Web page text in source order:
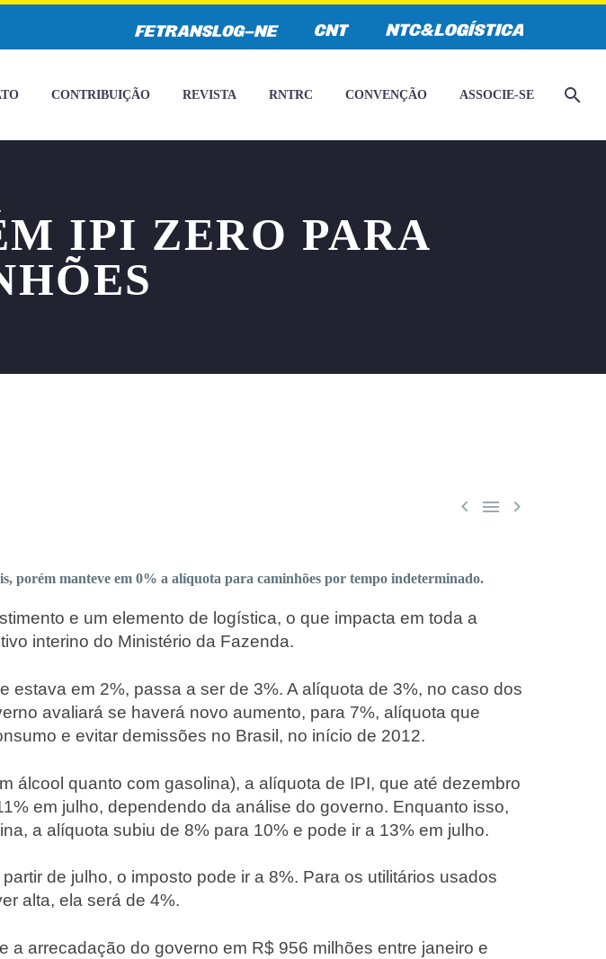
CONTRIBUIÇÃO REVISTA RNTRC CONVENÇÃO ASSOCIE-SE
IPI ZERO PARA
  
porém manteve em 0% a alíquota para caminhões por tempo indeterminado.
e um elemento de logística, o que impacta em toda a
interino do Ministério da Fazenda.
em 2%, passa a ser de 3%. A alíquota de 3%, no caso dos
avaliará se haverá novo aumento, para 7%, alíquota que
e evitar demissões no Brasil, no início de 2012.
álcool quanto com gasolina), a alíquota de IPI, que até dezembro
em julho, dependendo da análise do governo. Enquanto isso,
a alíquota subiu de 8% para 10% e pode ir a 13% em julho.
de julho, o imposto pode ir a 8%. Para os utilitários usados
alta, ela será de 4%.
arrecadação do governo em R$ 956 milhões entre janeiro e